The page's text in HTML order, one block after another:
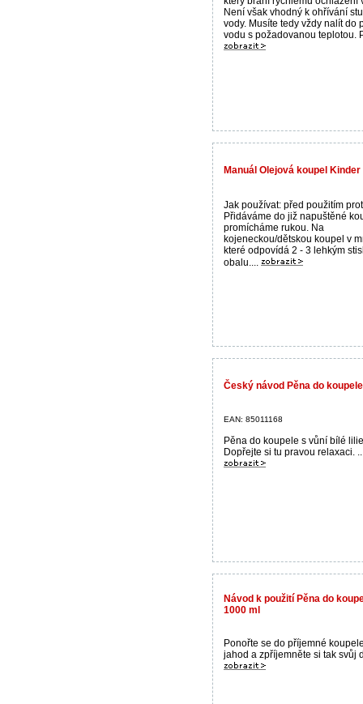
Není však vhodný k ohřívání
vody. Musíte tedy vždy nalít do
vodu s požadovanou teplotou.
Manuál Olejová koupel
Jak používat: před použitím
Přidáváme do již napuštěné
promícháme rukou. Na
kojeneckou/dětskou koupel v
které odpovídá 2 - 3 lehkým
obalu....
Český návod Pěna do
EAN: 85011168
Pěna do koupele s vůní bílé
Dopřejte si tu pravou relaxaci.
Návod k použití Pěna do
1000 ml
Ponořte se do příjemné
jahod a zpříjemněte si tak svůj